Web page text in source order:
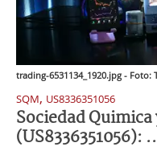
trading-6531134_1920.jpg - Foto:
SQM, US8336351056
Sociedad
(US8336351056):